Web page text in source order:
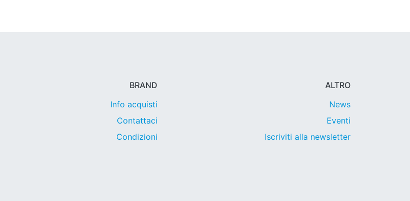
BRAND
Info acquisti
Contattaci
Condizioni
ALTRO
News
Eventi
Iscriviti alla newsletter